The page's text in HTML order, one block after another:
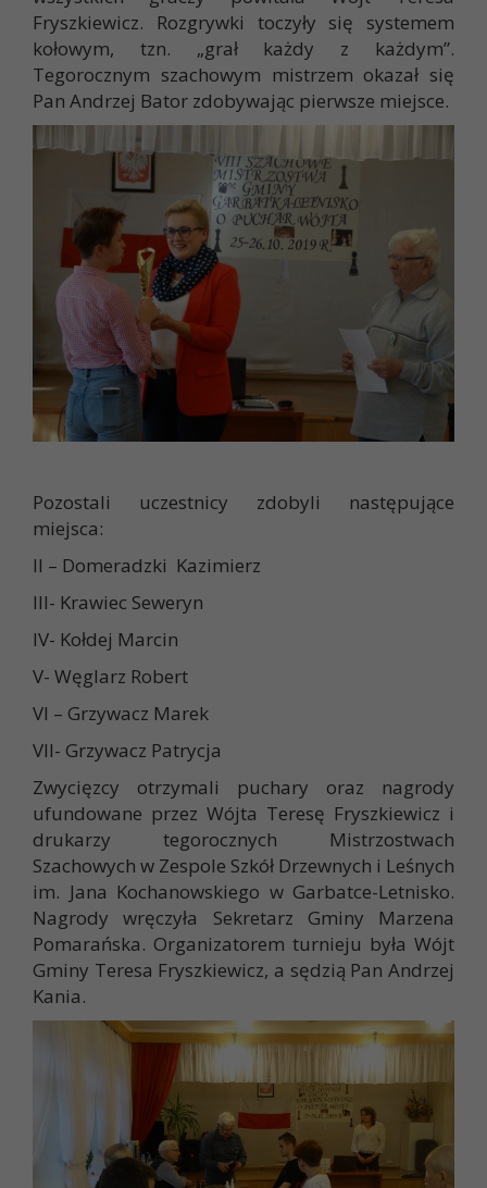
Fryszkiewicz. Rozgrywki toczyły się systemem
kołowym, tzn. „grał każdy z każdym”.
Tegorocznym szachowym mistrzem okazał się
Pan Andrzej Bator zdobywając pierwsze miejsce.
Pozostali uczestnicy zdobyli następujące
miejsca:
II – Domeradzki Kazimierz
III- Krawiec Seweryn
IV- Kołdej Marcin
V- Węglarz Robert
VI – Grzywacz Marek
VII- Grzywacz Patrycja
Zwycięzcy otrzymali puchary oraz nagrody
ufundowane przez Wójta Teresę Fryszkiewicz i
drukarzy tegorocznych Mistrzostwach
Szachowych w Zespole Szkół Drzewnych i Leśnych
im. Jana Kochanowskiego w Garbatce-Letnisko.
Nagrody wręczyła Sekretarz Gminy Marzena
Pomarańska. Organizatorem turnieju była Wójt
Gminy Teresa Fryszkiewicz, a sędzią Pan Andrzej
Kania.